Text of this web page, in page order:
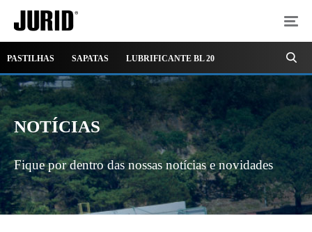
PASTILHAS SAPATAS LUBRIFICANTE BL 20
NOTÍCIAS
Fique por dentro das nossas notícias e novidades